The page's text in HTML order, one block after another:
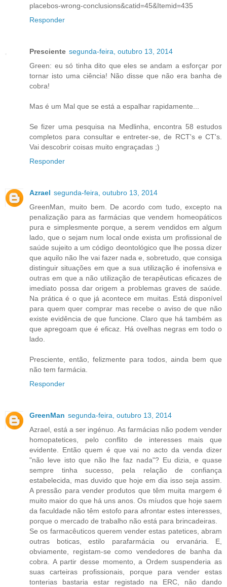
placebos-wrong-conclusions&catid=45&Itemid=435
Responder
Presciente segunda-feira, outubro 13, 2014
Green: eu só tinha dito que eles se andam a esforçar por
tornar isto uma ciência! Não disse que não era banha de
cobra!
Mas é um Mal que se está a espalhar rapidamente...
Se fizer uma pesquisa na Medlinha, encontra 58 estudos
completos para consultar e entreter-se, de RCT's e CT's.
Vai descobrir coisas muito engraçadas ;)
Responder
Azrael segunda-feira, outubro 13, 2014
GreenMan, muito bem. De acordo com tudo, excepto na
penalização para as farmácias que vendem homeopáticos
pura e simplesmente porque, a serem vendidos em algum
lado, que o sejam num local onde exista um profissional de
saúde sujeito a um código deontológico que lhe possa dizer
que aquilo não lhe vai fazer nada e, sobretudo, que consiga
distinguir situações em que a sua utilização é inofensiva e
outras em que a não utilização de terapêuticas eficazes de
imediato possa dar origem a problemas graves de saúde.
Na prática é o que já acontece em muitas. Está disponível
para quem quer comprar mas recebe o aviso de que não
existe evidência de que funcione. Claro que há também as
que apregoam que é eficaz. Há ovelhas negras em todo o
lado.
Presciente, então, felizmente para todos, ainda bem que
não tem farmácia.
Responder
GreenMan segunda-feira, outubro 13, 2014
Azrael, está a ser ingénuo. As farmácias não podem vender
homopatetices, pelo conflito de interesses mais que
evidente. Então quem é que vai no acto da venda dizer
"não leve isto que não lhe faz nada"? Eu dizia, e quase
sempre tinha sucesso, pela relação de confiança
estabelecida, mas duvido que hoje em dia isso seja assim.
A pressão para vender produtos que têm muita margem é
muito maior do que há uns anos. Os míudos que hoje saem
da faculdade não têm estofo para afrontar estes interesses,
porque o mercado de trabalho não está para brincadeiras.
Se os farmacêuticos querem vender estas patetices, abram
outras boticas, estilo parafarmácia ou ervanária. E,
obviamente, registam-se como vendedores de banha da
cobra. A partir desse momento, a Ordem suspenderia as
suas carteiras profissionais, porque para vender estas
tonterias bastaria estar registado na ERC, não dando